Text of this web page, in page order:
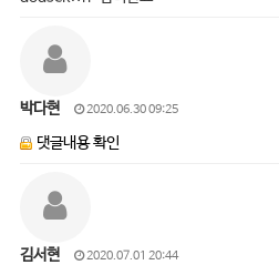
박다현 2020.06.30 09:25
댓글내용 확인
김서현 2020.07.01 20:44